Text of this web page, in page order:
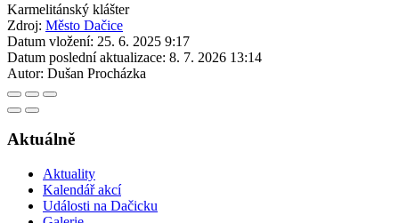
Karmelitánský klášter
Zdroj: Město Dačice
Datum vložení: 25. 6. 2025 9:17
Datum poslední aktualizace: 8. 7. 2026 13:14
Autor: Dušan Procházka
Aktuálně
Aktuality
Kalendář akcí
Události na Dačicku